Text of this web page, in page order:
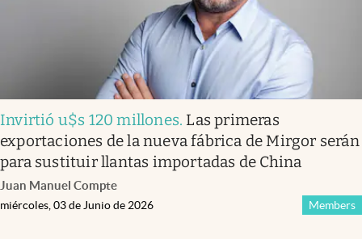
Mediakit
abre en nueva pestaña
Argentina
Invirtió u$s 120 millones. Las primeras
exportaciones de la nueva fábrica de Mirgor serán
para sustituir llantas importadas de China
Juan Manuel Compte
Members
miércoles, 03 de Junio de 2026